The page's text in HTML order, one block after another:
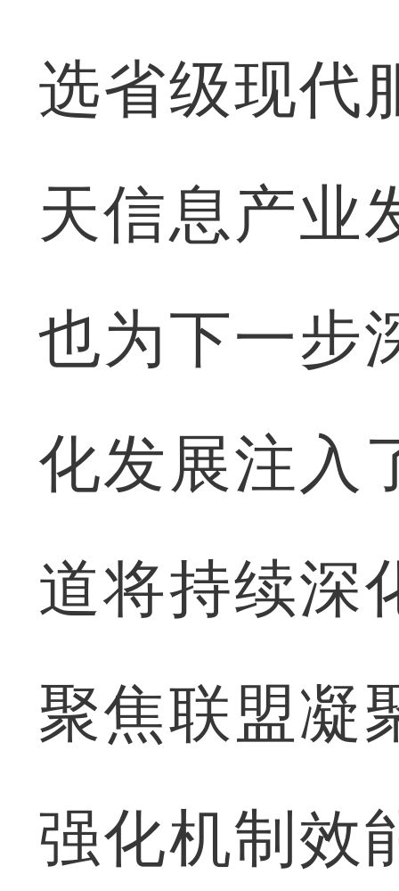
选省级现代
天信息产业
也为下一步
化发展注入
道将持续深
聚焦联盟凝
强化机制效